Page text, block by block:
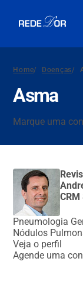
Home/ Doenças/
Asma
Marque uma
Pneumologia
Nódulos
Veja o perfil
Agende uma